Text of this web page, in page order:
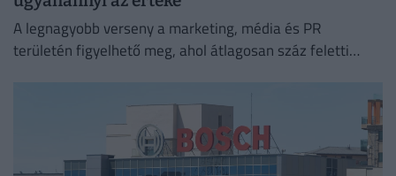
A legnagyobb verseny a marketing, média és PR
területén figyelhető meg, ahol átlagosan száz feletti